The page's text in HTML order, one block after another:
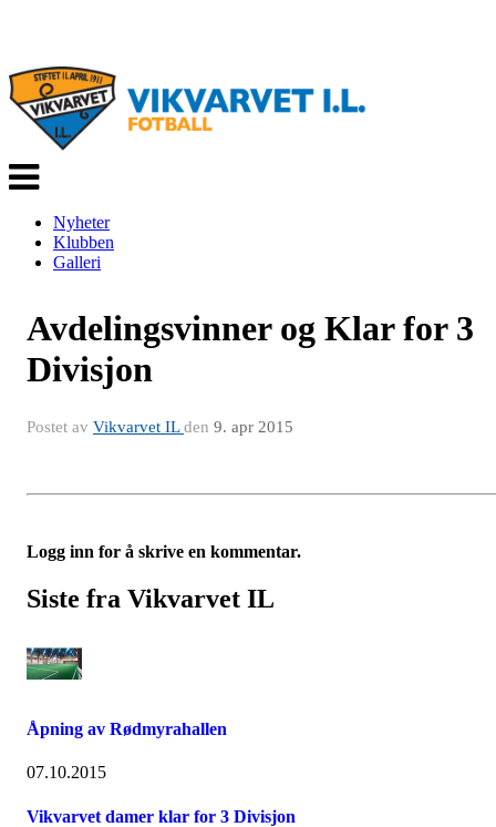
Veksle
navigasjon
Nyheter
Klubben
Galleri
Avdelingsvinner og Klar for 3
Divisjon
Postet av Vikvarvet ILden 9. apr 2015
Logg inn for å skrive en kommentar.
Siste fra Vikvarvet IL
Åpning av Rødmyrahallen
07.10.2015
Vikvarvet damer klar for 3 Divisjon